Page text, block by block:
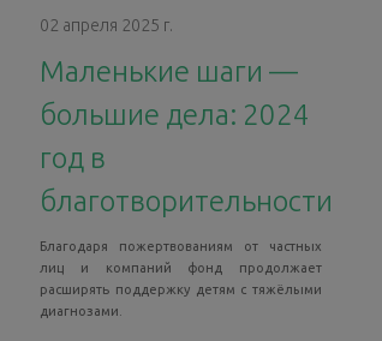
02 апреля 2025 г.
Маленькие шаги —
большие дела: 2024
год в
благотворительности
Благодаря пожертвованиям от частных
лиц и компаний фонд продолжает
расширять поддержку детям с тяжёлыми
диагнозами.